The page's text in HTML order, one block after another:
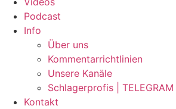
Podcast
Info
Über uns
Kommentarrichtlinien
Unsere Kanäle
Schlagerprofis | TELEGRAM
Kontakt